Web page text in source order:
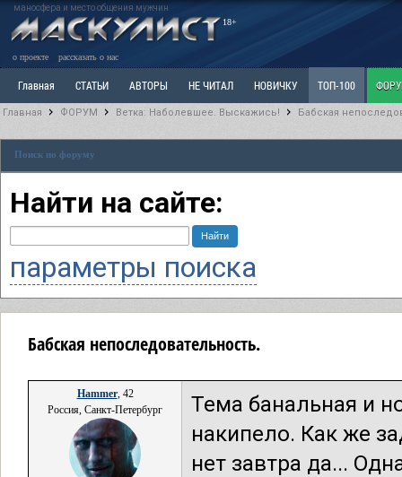
маносфера и место общения мужчин
18+
о проекте рассказать о нас
Главная СТАТЬИ АВТОРЫ НЕ ЧИТАЛ НОВИЧКУ ТОП-100
РАЗДЕЛ: Разное
Главная ФОРУМ Ветка: Наболевшее. Выскажись! Бабская
Поиск по форуму
Найти на сайте:
параметры поиска
Бабская непоследовательность.
Hammer, 42
Россия, Санкт-Петербург
Тема банальная и
накипело. Как же
нет завтра да...